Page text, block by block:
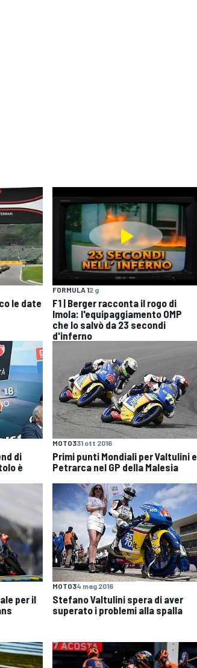
le date
FORMULA 12 g
F1 | Berger racconta il rogo di
Imola: l'equipaggiamento OMP
che lo salvò da 23 secondi
d'inferno
di
è
MOTO331 ott 2016
Primi punti Mondiali per Valtulini e
Petrarca nel GP della Malesia
per il
MOTO34 mag 2016
Stefano Valtulini spera di aver
superato i problemi alla spalla